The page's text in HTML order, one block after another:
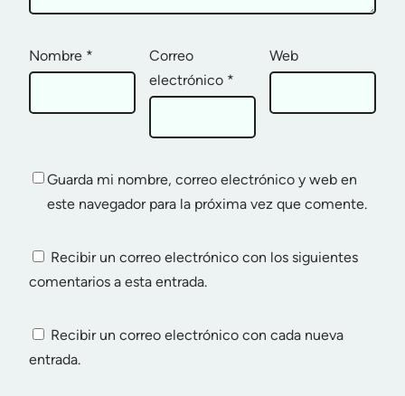
Nombre *
Correo
electrónico *
Web
Guarda mi nombre, correo electrónico y web en
este navegador para la próxima vez que comente.
Recibir un correo electrónico con los siguientes
comentarios a esta entrada.
Recibir un correo electrónico con cada nueva
entrada.